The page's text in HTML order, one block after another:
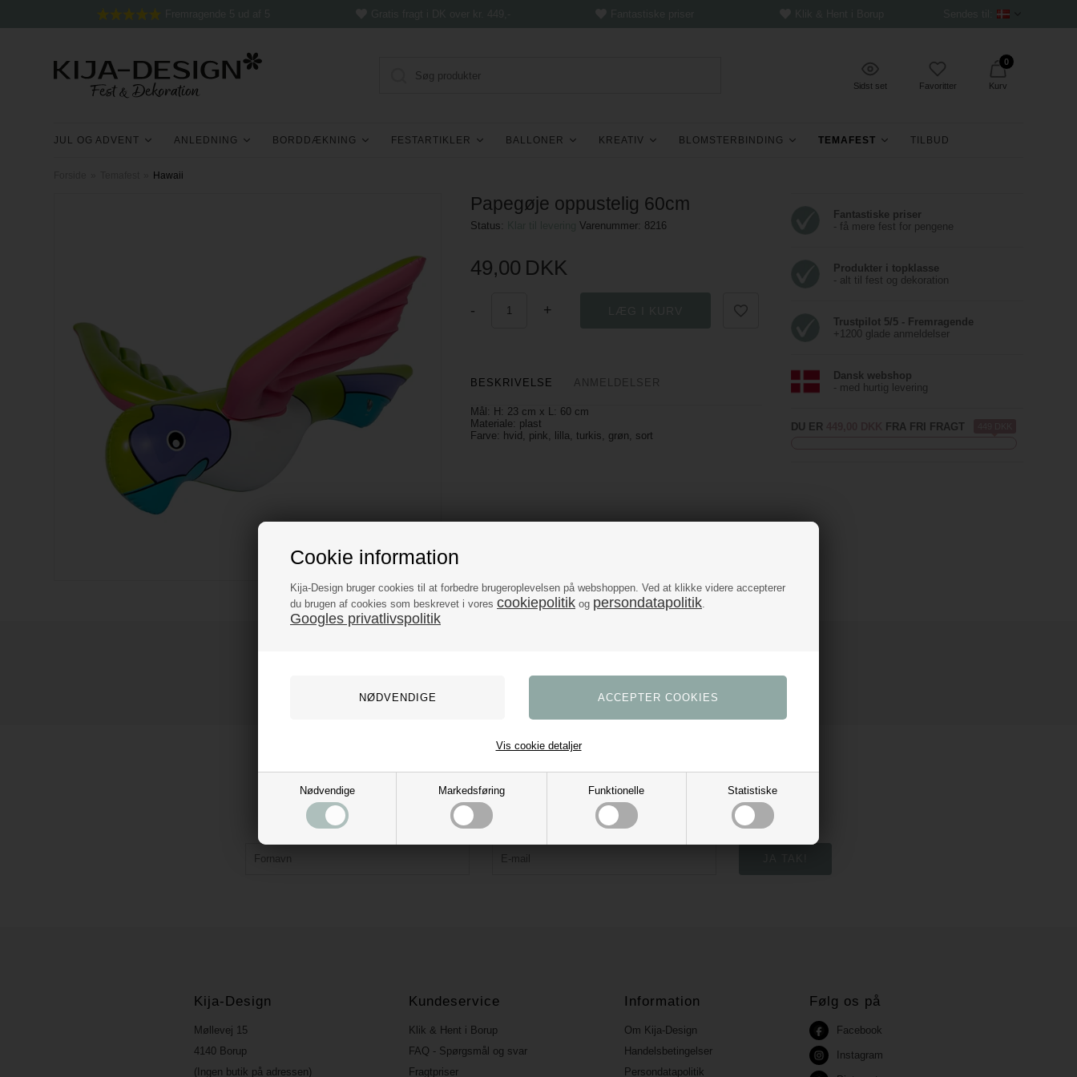
Cookie information
Kija-Design bruger cookies til at forbedre brugeroplevelsen på webshoppen. Ved at klikke videre accepterer
du brugen af cookies som beskrevet i vores cookiepolitik og persondatapolitik.
Googles privatlivspolitik
Nødvendige Markedsføring Funktionelle Statistiske
Vis cookie detaljer
Sidst set Favoritter
0
Kurv
JUL OG ADVENT ANLEDNING BORDDÆKNING FESTARTIKLER BALLONER KREATIV BLOMSTERBINDING TEMAFEST TILBUD
Hawaii
Papegøje oppustelig 60cm
Status: Klar til leveringVarenummer: 8216
49,00 DKK
- +
BESKRIVELSE ANMELDELSER
Mål: H: 23 cm x L: 60 cm
Materiale: plast
Farve: hvid, pink, lilla, turkis, grøn, sort
Fantastiske priser
- få mere fest for pengene
Produkter i topklasse
- alt til fest og dekoration
Trustpilot 5/5 - Fremragende
+1200 glade anmeldelser
Dansk webshop
- med hurtig levering
DU ER FRA FRI FRAGT
Bliv forkælet med tips, kreative idéer, tilbud og nyheder.
Rabatkoden fremsendes ved bekræftelse.
Kija-Design
Møllevej 15
4140 Borup
(Ingen butik på adressen)
Kundeservice
Klik & Hent i Borup
FAQ - Spørgsmål og svar
Fragtpriser
Information
Om Kija-Design
Handelsbetingelser
Persondatapolitik
Følg os på
Facebook
Instagram